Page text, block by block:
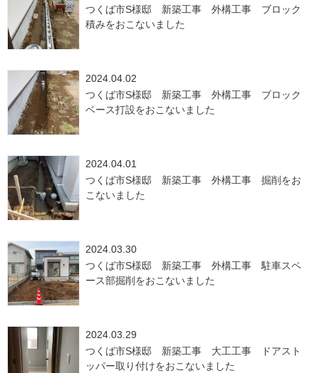
つくば市S様邸 新築工事 外構工事 ブロック
積みをおこないました
2024.04.02
つくば市S様邸 新築工事 外構工事 ブロック
ベース打設をおこないました
2024.04.01
つくば市S様邸 新築工事 外構工事 掘削をお
こないました
2024.03.30
つくば市S様邸 新築工事 外構工事 駐車スペ
ース部掘削をおこないました
2024.03.29
つくば市S様邸 新築工事 大工工事 ドアスト
ッパー取り付けをおこないました